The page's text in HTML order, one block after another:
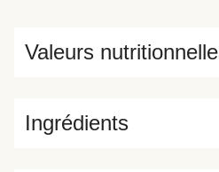
Ingrédients
Valeurs